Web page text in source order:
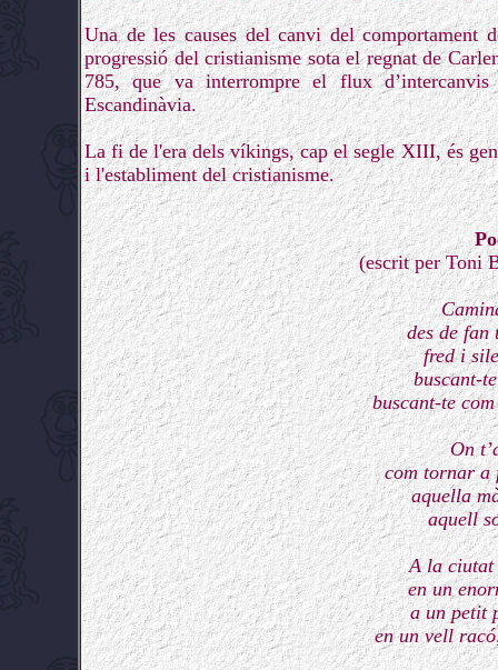
Una de les causes del canvi del
progressió del cristianisme sota el regnat de
785, que va interrompre el flux
Escandinàvia.
La fi de l'era dels víkings, cap el segle XIII, és
i l'establiment del cristianisme.
(escrit per Toni
des de fan
fred i
buscant-
buscant-te
On
com tornar a
aquella
aquell
A la ciutat
en un
a un petit
en un vell